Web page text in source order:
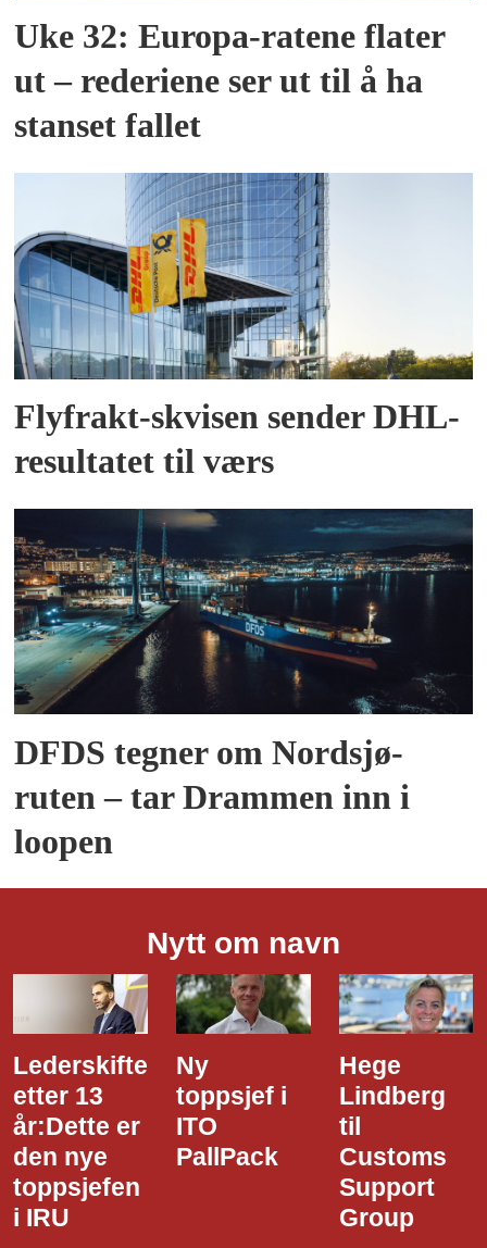
Uke 32: Europa-ratene flater
ut – rederiene ser ut til å ha
stanset fallet
Flyfrakt-skvisen sender DHL-
resultatet til værs
DFDS tegner om Nordsjø-
ruten – tar Drammen inn i
loopen
Nytt om navn
Ny
toppsjef i
ITO
PallPack
Hege
Lindberg
til
Customs
Dette er
den nye
i Narvik
Havn